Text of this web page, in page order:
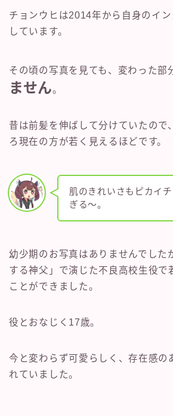
チョンウヒは2014年から自身のイ
しています。
その頃の写真を見ても、変わった部
ません。
昔は前髪を伸ばして分けていたので
ろ現在の方が若く見えるほどです。
肌のきれいさもピカイ
ぎる～。
幼少期のお写真はありませんでした
する神父」で演じた不良高校生役で
ことができました。
役とおなじく17歳。
今と変わらず可愛らしく、存在感の
れていました。